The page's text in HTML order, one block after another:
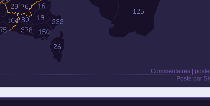
Commentaires|
Posté par